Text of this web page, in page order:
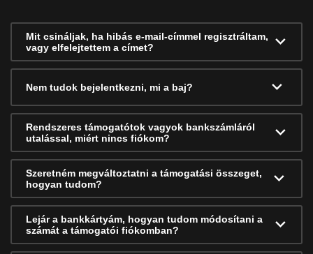
Mit csináljak, ha hibás e-mail-címmel regisztráltam,
vagy elfelejtettem a címet?
Nem tudok bejelentkezni, mi a baj?
Rendszeres támogatótok vagyok bankszámláról
utalással, miért nincs fiókom?
Szeretném megváltoztatni a támogatási összeget,
hogyan tudom?
Lejár a bankkártyám, hogyan tudom módosítani a
számát a támogatói fiókomban?